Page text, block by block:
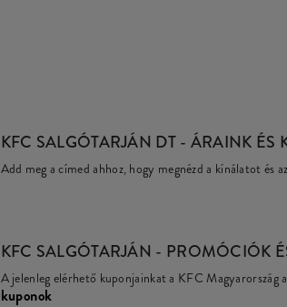
KFC SALGÓTARJÁN DT- ÁRAINK ÉS
Add meg a címed ahhoz, hogy megnézd a kínálatot és
KFC SALGÓTARJÁN - PROMÓCIÓK
A jelenleg elérhető kuponjainkat a KFC Magyarország
kuponok